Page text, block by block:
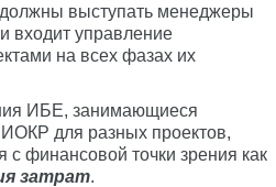
должны выступать менеджеры
входит управление
на всех фазах их
ИБЕ, занимающиеся
для разных проектов,
с финансовой точки зрения как
затрат.